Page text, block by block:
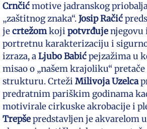
Crnčićmotive jadranskog
„zaštitnog znaka“.Josip Račić
jecrtežomkoji potvrđujenjegovu
portretnu karakterizaciju i
izraza, aLjubo Babićpejzažima u
misao o „našem krajoliku“
strukturu. Crteži Milivoja Uzelca
predratnim pariškim godinama
motivirale cirkuske akrobacije i
Trepšepredstavljen je akvarelom